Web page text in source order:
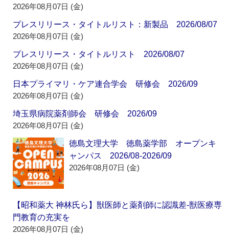
2026年08月07日 (金)
プレスリリース・タイトルリスト：新製品 2026/08/07
2026年08月07日 (金)
プレスリリース・タイトルリスト 2026/08/07
2026年08月07日 (金)
日本プライマリ・ケア連合学会 研修会 2026/09
2026年08月07日 (金)
埼玉県病院薬剤師会 研修会 2026/09
2026年08月07日 (金)
徳島文理大学 徳島薬学部 オープンキ
ャンパス 2026/08-2026/09
2026年08月07日 (金)
【昭和薬大 神林氏ら】獣医師と薬剤師に認識差‐獣医療専
門教育の充実を
2026年08月07日 (金)